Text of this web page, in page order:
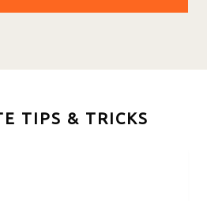
TIPS & TRICKS